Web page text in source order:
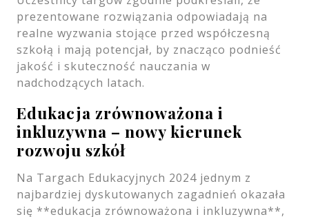
prezentowane rozwiązania odpowiadają na
realne wyzwania stojące przed współczesną
szkołą i mają potencjał, by znacząco podnieść
jakość i skuteczność nauczania w
nadchodzących latach.
Edukacja zrównoważona i
inkluzywna – nowy kierunek
rozwoju szkół
Na Targach Edukacyjnych 2024 jednym z
najbardziej dyskutowanych zagadnień okazała
się **edukacja zrównoważona i inkluzywna**,